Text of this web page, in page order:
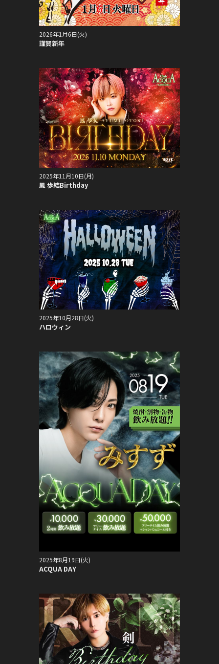
2026年1月6日(火)
謹賀新年
2025年11月10日(月)
鳳 歩結Birthday
2025年10月28日(火)
ハロウィン
2025年8月19日(火)
ACQUA DAY